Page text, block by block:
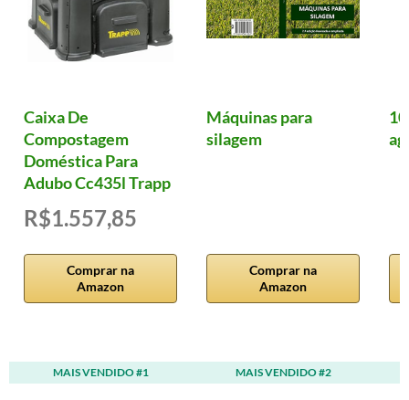
Caixa De
Compostagem
Doméstica Para
Adubo Cc435l Trapp
R$1.557,85
Comprar na
Amazon
Máquinas para
silagem
Comprar na
Amazon
MAIS VENDIDO #1 MAIS VENDIDO #2